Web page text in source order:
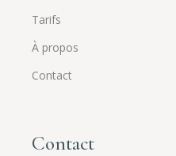
Tarifs
À propos
Contact
Contact